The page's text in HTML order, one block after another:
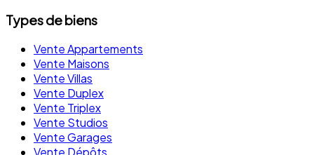
Types de biens
Vente Appartements
Vente Maisons
Vente Villas
Vente Duplex
Vente Triplex
Vente Studios
Vente Garages
Vente Dépôts